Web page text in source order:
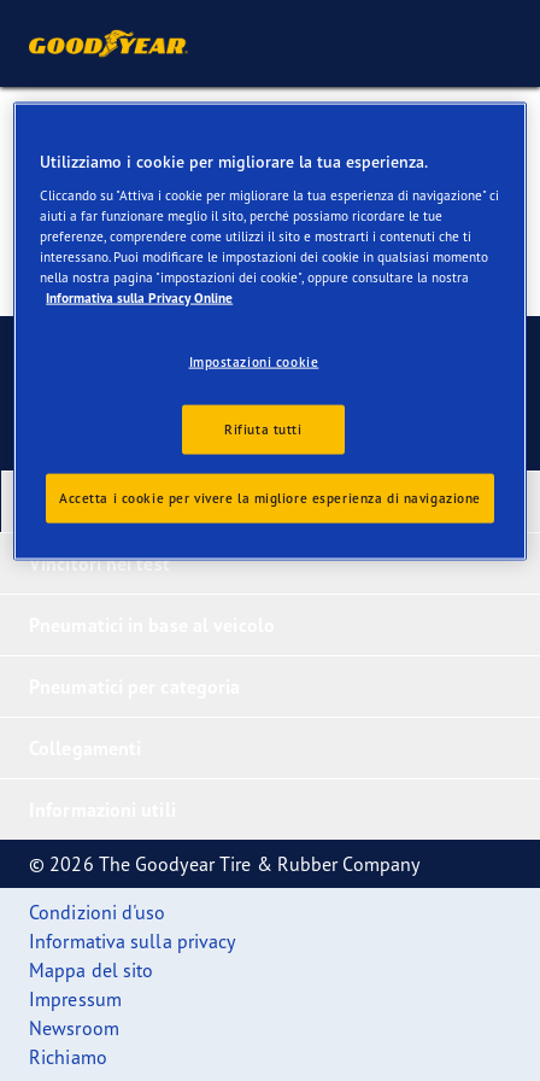
I nostri ultimi prodotti
Vincitori nei test
© 2026 The Goodyear Tire & Rubber Company
Condizioni d'uso
Informativa sulla privacy
Mappa del sito
Impressum
Newsroom
Richiamo
Utilizziamo i cookie per migliorare la tua esperienza.
Cliccando su "Attiva i cookie per migliorare la tua esperienza di navigazione" ci
aiuti a far funzionare meglio il sito, perché possiamo ricordare le tue
preferenze, comprendere come utilizzi il sito e mostrarti i contenuti che ti
interessano. Puoi modificare le impostazioni dei cookie in qualsiasi momento
nella nostra pagina "impostazioni dei cookie", oppure consultare la nostra
Informativa sulla Privacy Online
Impostazioni cookie
Rifiuta tutti
Accetta i cookie per vivere la migliore esperienza di navigazione